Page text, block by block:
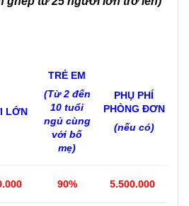
LỚN
TRẺ EM
(Từ 2 đến
10 tuổi
ngủ cùng
với bố
mẹ)
PHỤ PHÍ
PHÒNG ĐƠN
(nếu có)
90% 5.500.000